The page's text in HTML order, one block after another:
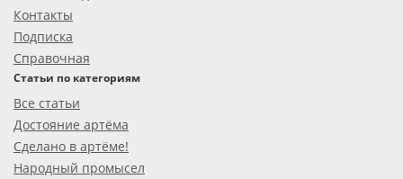
Контакты
Подписка
Справочная
Статьи по категориям
Все статьи
Достояние артёма
Сделано в артёме!
Народный промысел